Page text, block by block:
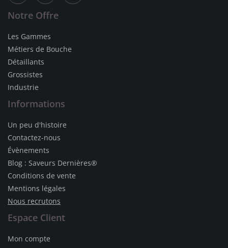
Notre Offre
Les Gammes
Métiers de Bouche
Détaillants
Grossistes
Industrie
Informations
Un peu d'histoire
Contactez-nous
Évènements
Blog : Saveurs Dernières®
Conditions de vente
Mentions légales
Nous recrutons
Espace Client
Mon compte